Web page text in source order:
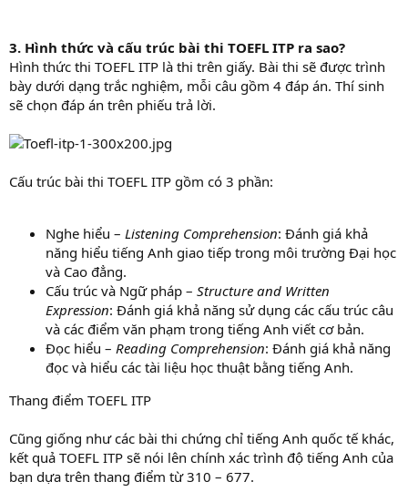
3. Hình thức và cấu trúc bài thi TOEFL ITP ra sao?
Hình thức thi TOEFL ITP là thi trên giấy. Bài thi sẽ được trình
bày dưới dạng trắc nghiệm, mỗi câu gồm 4 đáp án. Thí sinh
sẽ chọn đáp án trên phiếu trả lời.
Cấu trúc bài thi TOEFL ITP gồm có 3 phần:
Nghe hiểu – Listening Comprehension: Đánh giá khả
năng hiểu tiếng Anh giao tiếp trong môi trường Đại học
và Cao đẳng.
Cấu trúc và Ngữ pháp – Structure and Written
Expression: Đánh giá khả năng sử dụng các cấu trúc câu
và các điểm văn phạm trong tiếng Anh viết cơ bản.
Đọc hiểu – Reading Comprehension: Đánh giá khả năng
đọc và hiểu các tài liệu học thuật bằng tiếng Anh.
Thang điểm TOEFL ITP
Cũng giống như các bài thi chứng chỉ tiếng Anh quốc tế khác,
kết quả TOEFL ITP sẽ nói lên chính xác trình độ tiếng Anh của
bạn dựa trên thang điểm từ 310 – 677.